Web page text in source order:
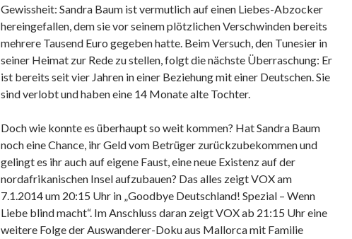
Gewissheit: Sandra Baum ist vermutlich auf einen Liebes-Abzocker
hereingefallen, dem sie vor seinem plötzlichen Verschwinden bereits
mehrere Tausend Euro gegeben hatte. Beim Versuch, den Tunesier in
seiner Heimat zur Rede zu stellen, folgt die nächste Überraschung: Er
ist bereits seit vier Jahren in einer Beziehung mit einer Deutschen. Sie
sind verlobt und haben eine 14 Monate alte Tochter.
Doch wie konnte es überhaupt so weit kommen? Hat Sandra Baum
noch eine Chance, ihr Geld vom Betrüger zurückzubekommen und
gelingt es ihr auch auf eigene Faust, eine neue Existenz auf der
nordafrikanischen Insel aufzubauen? Das alles zeigt VOX am
7.1.2014 um 20:15 Uhr in „Goodbye Deutschland! Spezial – Wenn
Liebe blind macht“. Im Anschluss daran zeigt VOX ab 21:15 Uhr eine
weitere Folge der Auswanderer-Doku aus Mallorca mit Familie